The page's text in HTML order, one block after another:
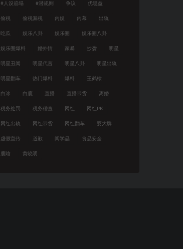
#人设崩塌 #潜规则 争议 优思益
偷税 偷税漏税 内娱 内幕 出轨
吃瓜 娱乐八卦 娱乐圈 娱乐圈八卦
娱乐圈爆料 婚外情 家暴 抄袭 明星
明星丑闻 明星代言 明星八卦 明星出轨
明星翻车 热门爆料 爆料 王鹤棣
白冰 白鹿 直播 直播带货 离婚
税务处罚 税务稽查 网红 网红PK
网红出轨 网红带货 网红翻车 耍大牌
虚假宣传 道歉 闫学晶 食品安全
鹿晗 黄晓明